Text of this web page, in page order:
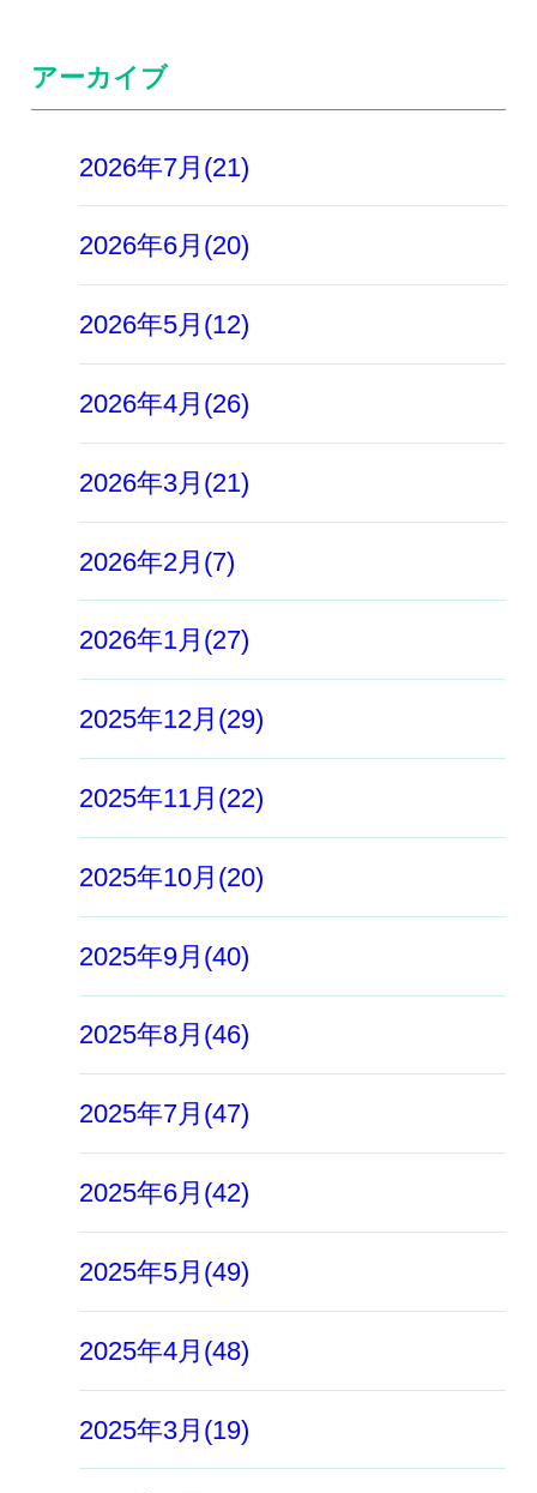
アーカイブ
2026年7月(21)
2026年6月(20)
2026年5月(12)
2026年4月(26)
2026年3月(21)
2026年2月(7)
2026年1月(27)
2025年12月(29)
2025年11月(22)
2025年10月(20)
2025年9月(40)
2025年8月(46)
2025年7月(47)
2025年6月(42)
2025年5月(49)
2025年4月(48)
2025年3月(19)